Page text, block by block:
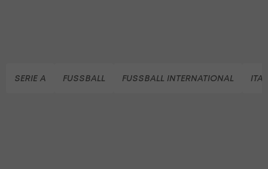
SERIE A FUSSBALL FUSSBALL INTERNATIONAL